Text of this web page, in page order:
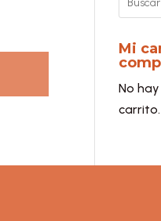
Mi
No
carrito.